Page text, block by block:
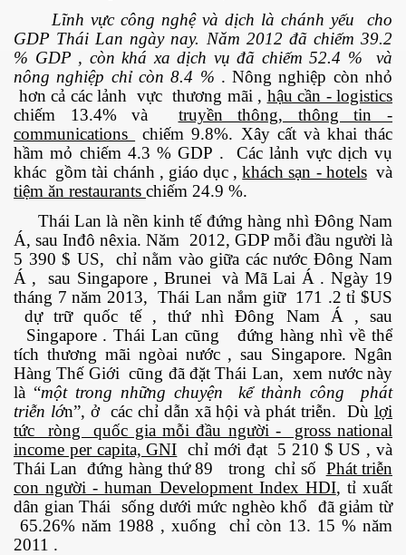
Lĩnh vực công nghệ và dịch là chánh yếu cho
GDP Thái Lan ngày nay. Năm 2012 đã chiếm 39.2
% GDP , còn khá xa dịch vụ đã chiếm 52.4 % và
nông nghiệp chỉ còn 8.4 % . Nông nghiệp còn nhỏ
hơn cả các lảnh vực thương mãi , hậu cần - logistics
chiếm 13.4% và truyền thông, thông tin -
communications
chiếm 9.8%. Xây cất và khai thác
hầm mỏ chiếm 4.3 % GDP . Các lảnh vực dịch vụ
khác gồm tài chánh , giáo dục ,khách sạn - hotelsvà
tiệm ăn restaurants chiếm 24.9 %.
Thái Lan là nền kinh tế đứng hàng nhì Đông Nam
Á, sau Inđô nêxia. Năm 2012, GDP mỗi đầu người là
5 390 $ US, chỉ nằm vào giữa các nước Đông Nam
Á , sau Singapore , Brunei và Mã Lai Á . Ngày 19
tháng 7 năm 2013, Thái Lan nắm giữ 171 .2 tỉ $US
dự trữ quốc tế , thứ nhì Đông Nam Á , sau
Singapore . Thái Lan cũng đứng hàng nhì về thể
tích thương mãi ngòai nước , sau Singapore. Ngân
Hàng Thế Giới cũng đã đặt Thái Lan, xem nước này
là “một trong những chuyện kể thành công phát
triễn lớn”, ở các chỉ dẫn xã hội và phát triễn. Dùlợi
tức ròng quốc gia mỗi đầu người - gross national
income per capita, GNI chỉ mới đạt 5 210 $ US , và
Thái Lan đứng hàng thứ 89 trong chỉ số Phát triễn
con người - human Development Index HDI, tỉ xuất
dân gian Thái sống dưới mức nghèo khổ đã giảm từ
65.26% năm 1988 , xuống chỉ còn 13. 15 % năm
2011 .
nay
và ĐBCL